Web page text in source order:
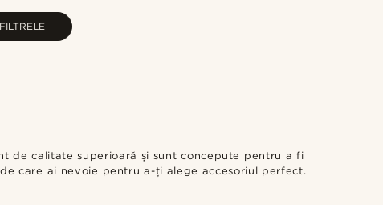
de calitate superioară și sunt concepute pentru a fi
care ai nevoie pentru a-ți alege accesoriul perfect.